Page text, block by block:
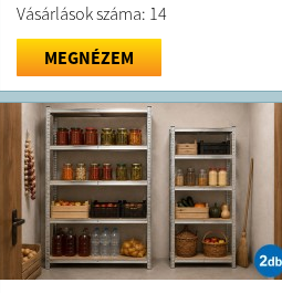
Vásárlások száma: 14
MEGNÉZEM